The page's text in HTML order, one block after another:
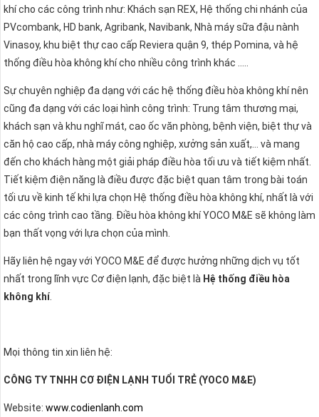
khí cho các công trình như: Khách sạn REX, Hệ thống chi nhánh của
PVcombank, HD bank, Agribank, Navibank, Nhà máy sữa đậu nành
Vinasoy, khu biệt thự cao cấp Reviera quận 9, thép Pomina, và hệ
thống điều hòa không khí cho nhiều công trình khác …..
Sự chuyên nghiệp đa dạng với các hệ thống điều hòa không khí nên
cũng đa dạng với các loại hình công trình: Trung tâm thương mại,
khách sạn và khu nghĩ mát, cao ốc văn phòng, bệnh viện, biệt thự và
căn hộ cao cấp, nhà máy công nghiệp, xưởng sản xuất,… và mang
đến cho khách hàng một giải pháp điều hòa tối ưu và tiết kiệm nhất.
Tiết kiệm điện năng là điều được đặc biệt quan tâm trong bài toán
tối ưu về kinh tế khi lựa chọn Hệ thống điều hòa không khí, nhất là với
các công trình cao tầng. Điều hòa không khí YOCO M&E sẽ không làm
bạn thất vọng với lựa chọn của mình.
Hãy liên hệ ngay với YOCO M&E để được hưởng những dịch vụ tốt
nhất trong lĩnh vực Cơ điện lạnh, đặc biệt là Hệ thống điều hòa
không khí.
Mọi thông tin xin liên hệ:
CÔNG TY TNHH CƠ ĐIỆN LẠNH TUỔI TRẺ (YOCO M&E)
Website: www.codienlanh.com